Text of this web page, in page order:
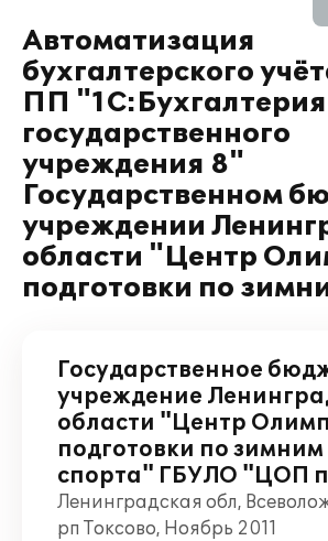
Автоматизация
бухгалтерского
ПП "1С:Бухгалтерия
государственного
учреждения 8"
Государственном
учреждении
области "Центр
подготовки по
Государственное
учреждение
области "Центр
подготовки по
спорта" ГБУЛО "ЦОП
Ленинградская обл,
рп Токсово, Ноябрь 2011